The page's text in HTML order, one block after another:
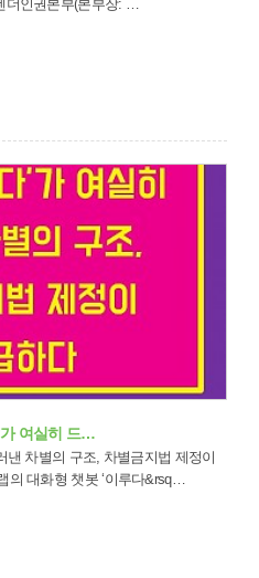
의당 젠더인권본부(본부장: …
가 여실히 드…
터랩의 대화형 챗봇 ‘이루다&rsq…